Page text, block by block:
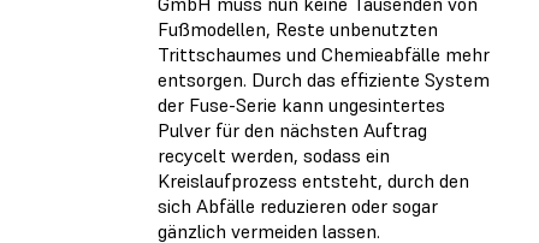
Fußmodellen, Reste unbenutzten
Trittschaumes und Chemieabfälle mehr
entsorgen. Durch das effiziente System
der Fuse-Serie kann ungesintertes
Pulver für den nächsten Auftrag
recycelt werden, sodass ein
Kreislaufprozess entsteht, durch den
sich Abfälle reduzieren oder sogar
gänzlich vermeiden lassen.